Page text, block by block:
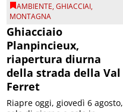
AMBIENTE,GHIACCIAI,
MONTAGNA
Ghiacciaio
Planpincieux,
riapertura diurna
della strada della Val
Ferret
Riapre oggi, giovedì 6 agosto,